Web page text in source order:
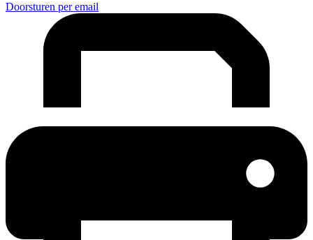
Doorsturen per email